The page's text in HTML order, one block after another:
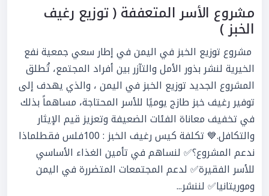
مشروع الأسر المتعففة ( توزيع رغيف
الخبز )
مشروع توزيع الخبز في اليمن في إطار سعي جمعية نفع
الخيرية لنشر بذور الأمل والتآزر بين أفراد المجتمع، تُطلق
المشروع الجديد توزيع الخبز في اليمن ، والذي يهدف إلى
توفير رغيف خبز طازج يوميًا للأسر المحتاجة، مساهماً بذلك
في تخفيف معاناة الفئات الضعيفة وتعزيز قيم الإيثار
والتكافل.💙 تكلفة كيس رغيف الخبز : 100فلس فقطلماذا
ندعم المشروع؟✅ لنساهم في تأمين الغذاء الأساسي
للأسر الفقيرة✅ لدعم المجتمعات المتضررة في اليمن
وموريتانيا✅ لننشر...